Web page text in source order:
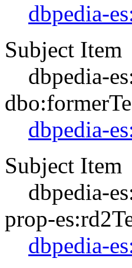
dbpedia-
Subject Item
dbpedia-
dbpedia-
Subject Item
dbpedia-
prop-
dbpedia-